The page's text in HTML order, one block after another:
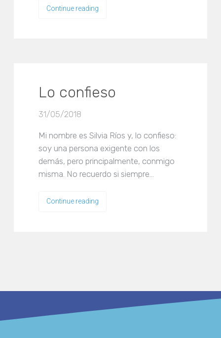
Continue reading
Lo confieso
31/05/2018
Mi nombre es Silvia Ríos y, lo confieso:
soy una persona exigente con los
demás, pero principalmente, conmigo
misma. No recuerdo si siempre…
Continue reading